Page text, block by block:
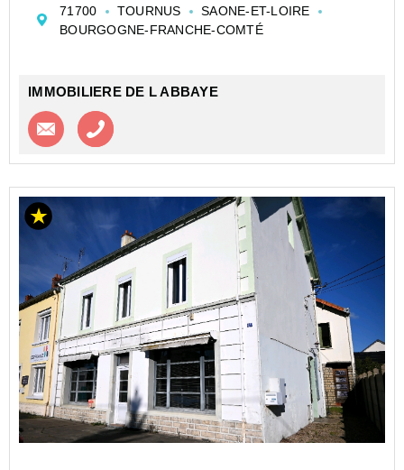
deux T1 composés d'une cuisine ouverte sur pièce de
vie, d�...
71700 TOURNUS
SAONE-ET-LOIRE
BOURGOGNE-FRANCHE-COMTÉ
IMMOBILIERE DE L ABBAYE
Contacter l'agence